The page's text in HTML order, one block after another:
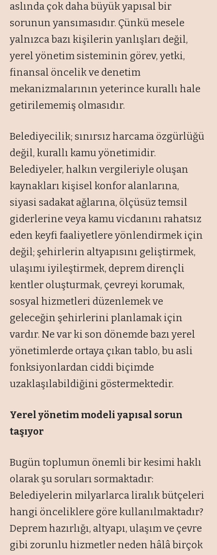
aslında çok daha büyük yapısal bir
sorunun yansımasıdır. Çünkü mesele
yalnızca bazı kişilerin yanlışları değil,
yerel yönetim sisteminin görev, yetki,
finansal öncelik ve denetim
mekanizmalarının yeterince kurallı hale
getirilememiş olmasıdır.
Belediyecilik; sınırsız harcama özgürlüğü
değil, kurallı kamu yönetimidir.
Belediyeler, halkın vergileriyle oluşan
kaynakları kişisel konfor alanlarına,
siyasi sadakat ağlarına, ölçüsüz temsil
giderlerine veya kamu vicdanını rahatsız
eden keyfi faaliyetlere yönlendirmek için
değil; şehirlerin altyapısını geliştirmek,
ulaşımı iyileştirmek, deprem dirençli
kentler oluşturmak, çevreyi korumak,
sosyal hizmetleri düzenlemek ve
geleceğin şehirlerini planlamak için
vardır. Ne var ki son dönemde bazı yerel
yönetimlerde ortaya çıkan tablo, bu asli
fonksiyonlardan ciddi biçimde
uzaklaşılabildiğini göstermektedir.
Yerel yönetim modeli yapısal sorun
taşıyor
Bugün toplumun önemli bir kesimi haklı
olarak şu soruları sormaktadır:
Belediyelerin milyarlarca liralık bütçeleri
hangi önceliklere göre kullanılmaktadır?
Deprem hazırlığı, altyapı, ulaşım ve çevre
gibi zorunlu hizmetler neden hâlâ birçok